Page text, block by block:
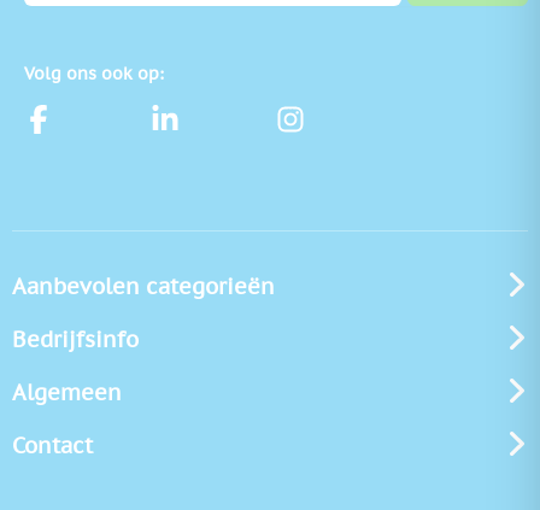
Volg ons ook op:
Aanbevolen categorieën
Bedrijfsinfo
Algemeen
Contact